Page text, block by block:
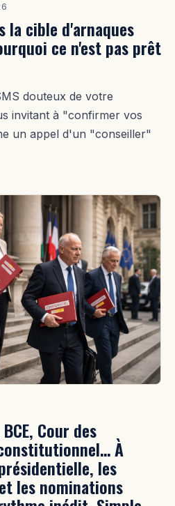
la cible d'arnaques
ce n'est pas prêt
douteux de votre
invitant à "confirmer vos
un appel d'un "conseiller"
Cour des
À
les
les nominations